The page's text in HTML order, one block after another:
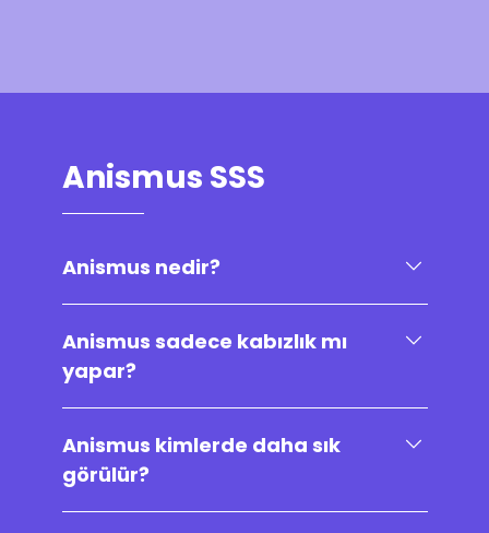
Anismus SSS
Anismus nedir?
Anismus sadece kabızlık mı
yapar?
Anismus kimlerde daha sık
görülür?